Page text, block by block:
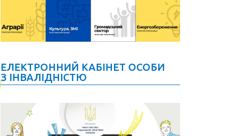
ЕЛЕКТРОННИЙ КАБІНЕТ ОСОБИ
З ІНВАЛІДНІСТЮ